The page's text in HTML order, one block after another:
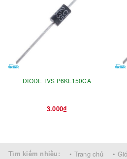
DIODE TVS P6KE150CA
3.000₫
Tìm kiếm nhiều: • Trang chủ •